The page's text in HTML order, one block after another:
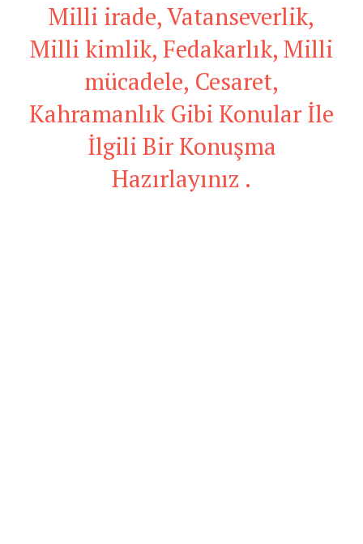
Milli irade, Vatanseverlik,
Milli kimlik, Fedakarlık, Milli
mücadele, Cesaret,
Kahramanlık Gibi Konular İle
İlgili Bir Konuşma
Hazırlayınız .